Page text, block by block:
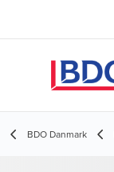
BDO Danmark